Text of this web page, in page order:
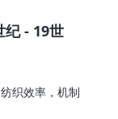
纪 - 19世
织效率，机制